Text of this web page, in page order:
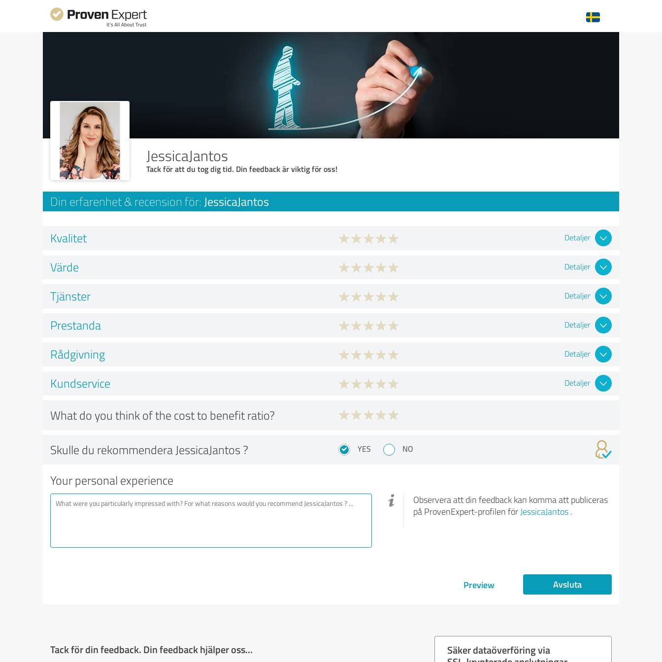
JessicaJantos
Tack för att du tog dig tid. Din feedback är viktig för oss!
Din erfarenhet & recension för: JessicaJantos
Kvalitet Detaljer
Värde Detaljer
Tjänster Detaljer
Prestanda Detaljer
Rådgivning Detaljer
Kundservice Detaljer
What do you think of the cost to benefit ratio?
Skulle du rekommendera JessicaJantos ? YES NO
Your personal experience
Observera att din feedback kan komma att publiceras
på ProvenExpert-profilen för JessicaJantos.
Preview Avsluta
Tack för din feedback. Din feedback hjälper oss...
Säker dataöverföring via